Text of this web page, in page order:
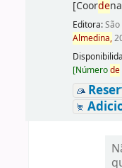
[Coorde
Editora:
Almedina,
Disponibilida
[Númerode